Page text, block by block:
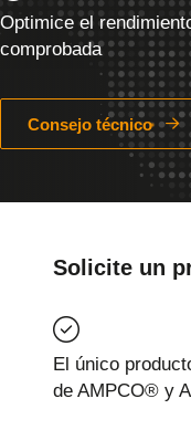
Optimice el
comprobada
Consejo técnico
Solicite un
El único
de AMPCO® y